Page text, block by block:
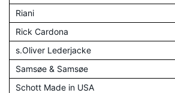
Riani
Rick Cardona
s.Oliver Lederjacke
Samsøe & Samsøe
Schott Made in USA